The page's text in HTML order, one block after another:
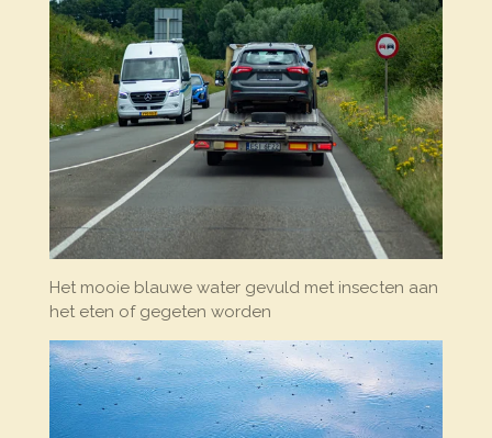
Het mooie blauwe water gevuld met insecten aan
het eten of gegeten worden